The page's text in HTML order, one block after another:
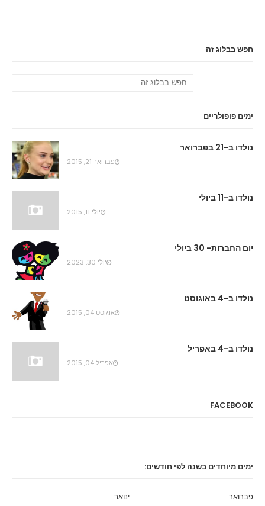
חפש בבלוג זה
ימים פופולריים
נולדו ב-21 בפברואר
פברואר 21, 2015
נולדו ב-11 ביולי
יולי 11, 2015
יום החברות- 30 ביולי
יולי 30, 2023
נולדו ב-4 באוגוסט
אוגוסט 04, 2015
נולדו ב-4 באפריל
אפריל 04, 2015
FACEBOOK
ימים מיוחדים בשנה לפי חודשים:
ינואר
פברואר